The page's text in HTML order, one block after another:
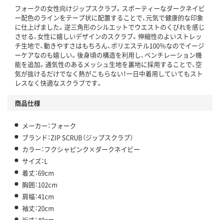
フォークの女性向けジップスクラブ。スポーティーなダークネイビ
ー配色のラインをテープ状に配置することで、元気で健康的な印象
に仕上げました。逆三角形のシルエットでウエストのくびれを感じ
させる、女性に嬉しいデザインのスクラブ。伸縮性のよいストレッ
チ生地で、動きやすさはもちろん、ポリエステル100％なのでイージ
ーケアなのも嬉しい。後身頃の構造を利用し、ベンチレーション機
能を追加。通気性のあるメッシュ生地を裏地に採用することで、空
気が抜けるだけでなく熱がこもらない！一日中着用していてもスト
レスなく快適なスクラブです。
商品仕様
メーカー：フォーク
ブランド：ZIP SCRUB（ジップスクラブ）
カラー：フクシャピンク×ダークネイビー
サイズ：L
着丈：69cm
胸囲：102cm
肩幅：41cm
袖丈：20cm